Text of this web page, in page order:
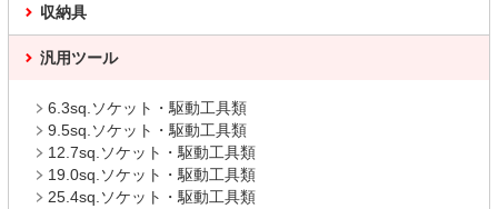
収納具
汎用ツール
6.3sq.ソケット・駆動工具類
9.5sq.ソケット・駆動工具類
12.7sq.ソケット・駆動工具類
19.0sq.ソケット・駆動工具類
25.4sq.ソケット・駆動工具類